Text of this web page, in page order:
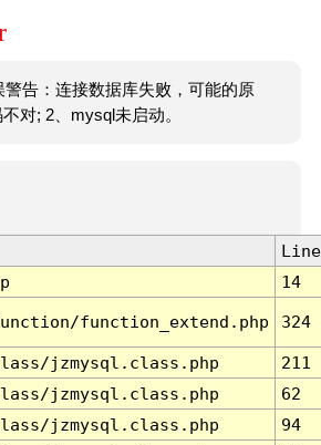
警告：连接数据库失败，可能的原
对; 2、mysql未启动。
Line
14
function_extend.php 324
jzmysql.class.php
211
jzmysql.class.php
62
jzmysql.class.php
94